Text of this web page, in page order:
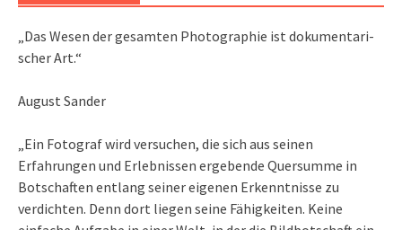
„Das We­sen der ge­sam­ten Pho­to­gra­phie ist do­ku­men­ta­ri­
scher Art.“
August Sander
„Ein Fotograf wird versuchen, die sich aus seinen
Erfahrungen und Erlebnissen ergebende Quersumme in
Botschaften entlang seiner eigenen Erkenntnisse zu
verdichten. Denn dort liegen seine Fähigkeiten. Keine